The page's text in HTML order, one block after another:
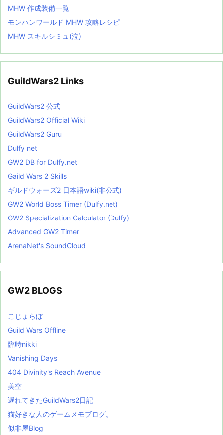
MHW 作成装備一覧
モンハンワールド MHW 攻略レシピ
MHW スキルシミュ(泣)
GuildWars2 Links
GuildWars2 公式
GuildWars2 Official Wiki
GuildWars2 Guru
Dulfy net
GW2 DB for Dulfy.net
Gaild Wars 2 Skills
ギルドウォーズ2 日本語wiki(非公式)
GW2 World Boss Timer (Dulfy.net)
GW2 Specialization Calculator (Dulfy)
Advanced GW2 Timer
ArenaNet's SoundCloud
GW2 BLOGS
こじょらぼ
Guild Wars Offline
臨時nikki
Vanishing Days
404 Divinity's Reach Avenue
美空
遅れてきたGuildWars2日記
猫好きな人のゲームメモブログ。
似非屋Blog